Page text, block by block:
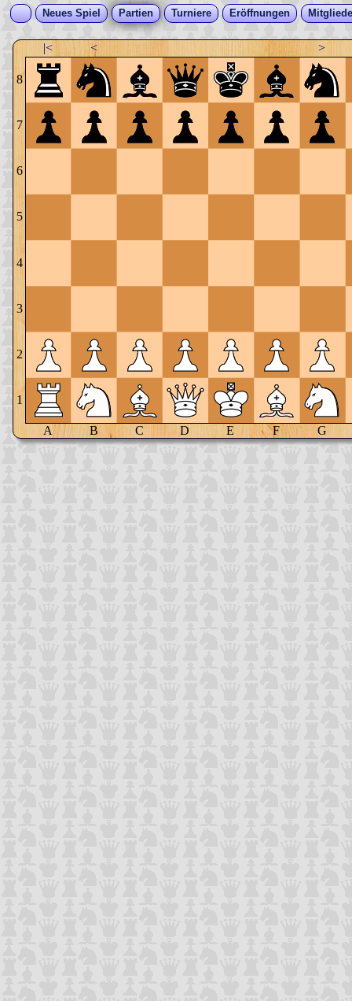
Neues Spiel Partien Turniere Eröffnungen
|< < >
8
7
6
5
4
3
2
1
A B C D E F G